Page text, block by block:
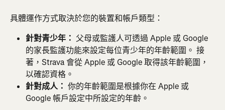
具體運作方式取決於您的裝置和帳戶類型：
針對青少年： 父母或監護人可透過 Apple 或 Google
的家長監護功能來設定每位青少年的年齡範圍。 接
著，Strava 會從 Apple 或 Google 取得該年齡範圍，
以確認資格。
針對成人： 你的年齡範圍是根據你在 Apple 或
Google 帳戶設定中所設定的年齡。